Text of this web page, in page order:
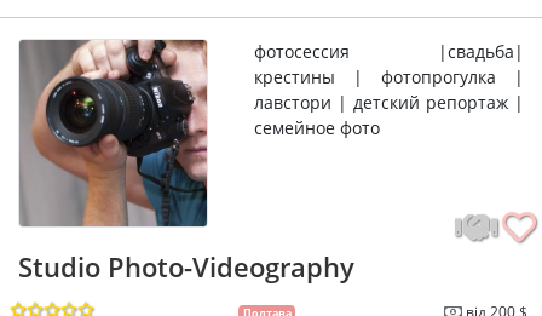
фотосессия |свадьба|
крестины | фотопрогулка |
лавстори | детский репортаж |
семейное фото
Studio Photo-Videography